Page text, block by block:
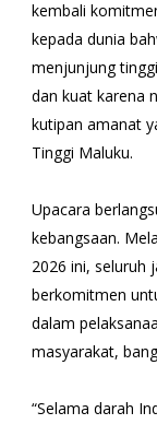
kembali
kepada dunia
menjunjung
dan kuat karena
kutipan amanat
Tinggi Maluku.
Upacara
kebangsaan.
2026 ini, seluruh
berkomitmen
dalam
masyarakat,
“Selama darah